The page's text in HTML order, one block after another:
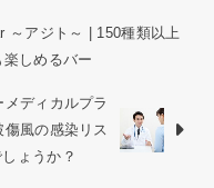
～アジト～ | 150種類以上
しめるバー
メディカルプラ
風の感染リス
ょうか？